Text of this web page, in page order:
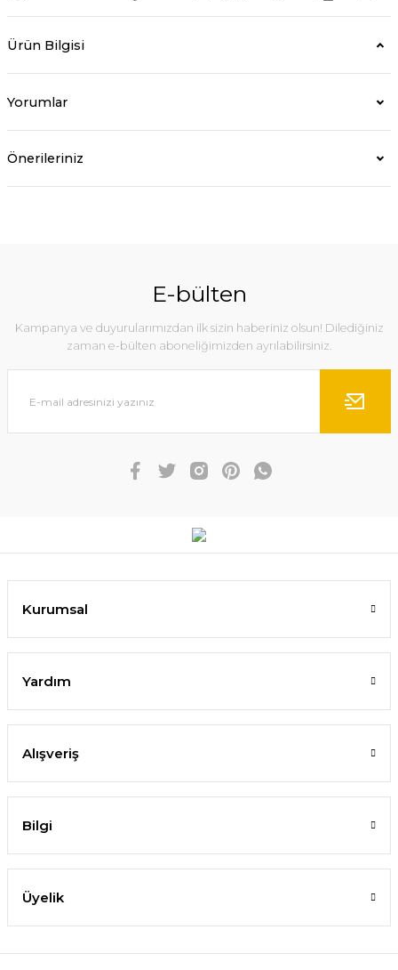
Ürün Bilgisi
Yorumlar
Önerileriniz
E-bülten
Kampanya ve duyurularımızdan ilk sizin haberiniz olsun! Dilediğiniz
zaman e-bülten aboneliğimizden ayrılabilirsiniz.
Kurumsal
Yardım
Alışveriş
Bilgi
Üyelik